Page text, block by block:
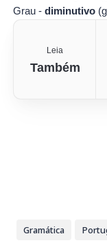
Grau -diminutivo
Leia
Também
Gramática